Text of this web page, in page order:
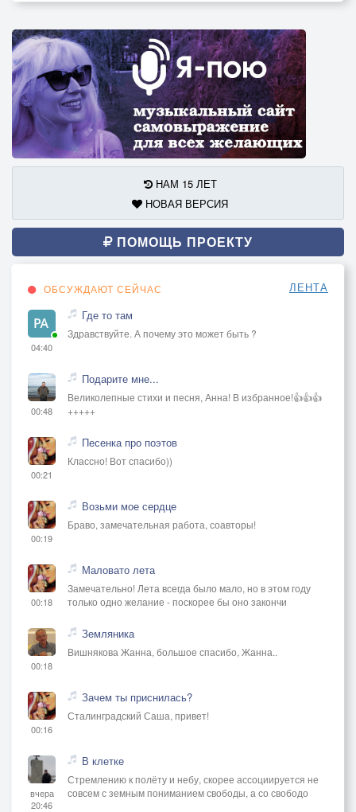
НАМ 15 ЛЕТ
НОВАЯ ВЕРСИЯ
ПОМОЩЬ ПРОЕКТУ
ОБСУЖДАЮТ СЕЙЧАС ЛЕНТА
04:40
Где то там
Здравствуйте. А почему это может быть ?
00:48
Подарите мне...
Великолепные стихи и песня, Анна! В избранное!👍👍👍
+++++
00:21
Песенка про поэтов
Классно! Вот спасибо))
00:19
Возьми мое сердце
Браво, замечательная работа, соавторы!
00:18
Маловато лета
Замечательно! Лета всегда было мало, но в этом году
только одно желание - поскорее бы оно закончи
00:18
Земляника
Вишнякова Жанна, большое спасибо, Жанна..
00:16
Зачем ты приснилась?
Сталинградский Саша, привет!
вчера
20:46
В клетке
Стремлению к полёту и небу, скорее ассоциируется не
совсем с земным пониманием свободы, а со свободо